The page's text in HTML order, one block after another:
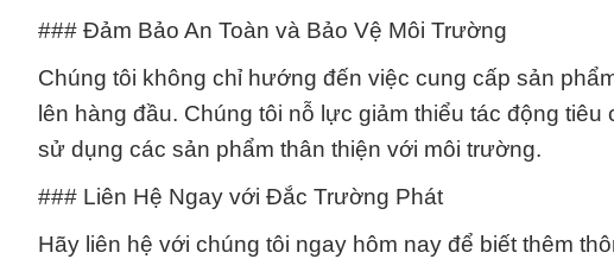
### Đảm Bảo An Toàn và Bảo Vệ Môi Trường
Chúng tôi không chỉ hướng đến việc cung cấp sản
lên hàng đầu. Chúng tôi nỗ lực giảm thiểu tác động
sử dụng các sản phẩm thân thiện với môi trường.
### Liên Hệ Ngay với Đắc Trường Phát
Hãy liên hệ với chúng tôi ngay hôm nay để biết thêm